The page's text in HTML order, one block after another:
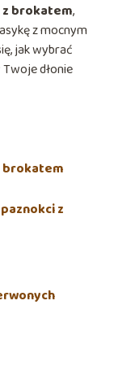
brokatem,
z mocnym
jak wybrać
dłonie
brokatem
z